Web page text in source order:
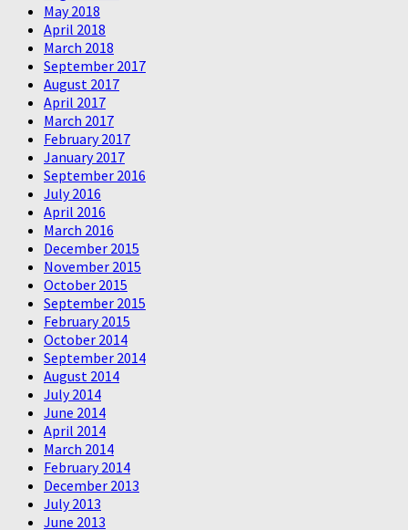
May 2018
April 2018
March 2018
September 2017
August 2017
April 2017
March 2017
February 2017
January 2017
September 2016
July 2016
April 2016
March 2016
December 2015
November 2015
October 2015
September 2015
February 2015
October 2014
September 2014
August 2014
July 2014
June 2014
April 2014
March 2014
February 2014
December 2013
July 2013
June 2013